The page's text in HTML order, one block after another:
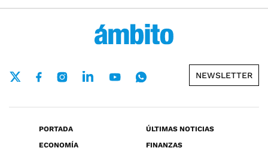
NEWSLETTER
PORTADA
ÚLTIMAS NOTICIAS
ECONOMÍA
FINANZAS